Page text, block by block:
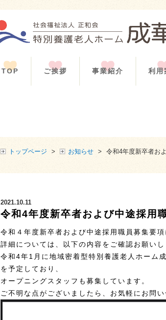
TOP ご挨拶 事業紹介 利用
トップページ > お知らせ > 令和4年度新卒者お
2021.10.11
令和4年度新卒者および中途採用
令和４年度新卒者および中途採用職員募集要項
詳細については、以下の内容をご確認お願いし
令和4年1月に地域密着型特別養護老人ホーム
を予定しており、
オープニングスタッフも募集しています。
ご不明な点がございましたら、お気軽にお問い